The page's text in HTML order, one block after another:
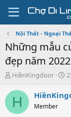
Nội Thất - Ngoại
Những mẫu
đẹp năm 2022
T
r
e
a
HiềnKingdoor
N
à
y
H Member